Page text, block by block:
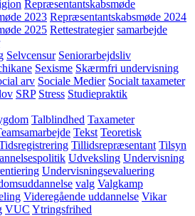
Repræsentantskabsmøde
2023 Repræsentantskabsmøde 2024
2025 Rettestrategier samarbejde
Selvcensur Seniorarbejdsliv
Sexisme Skærmfri undervisning
arv Sociale Medier Socialt taxameter
SRP Stress Studiepraktik
Talblindhed Taxameter
Tekst Teoretisk
Tillidsrepræsentant Tilsyn
Udveksling Undervisning
Undervisningsevaluering
valg Valgkamp
Videregående uddannelse Vikar
VUC Ytringsfrihed